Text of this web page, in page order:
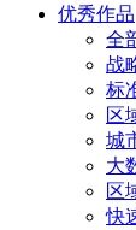
优秀作品
全
战
标
区
城
大
区
快